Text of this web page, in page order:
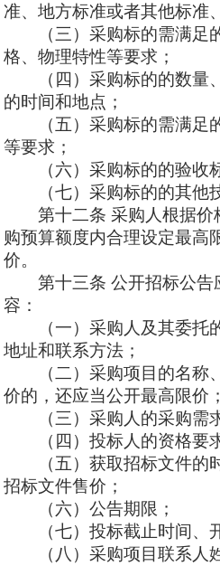
准、地方标准或者其他标准
（三）采购标的需满
格、物理特性等要求；
（四）采购标的的数
的时间和地点；
（五）采购标的需满
等要求；
（六）采购标的的验收
（七）采购标的的其他
第十二条 采购人根据价
购预算额度内合理设定最高
价。
第十三条 公开招标公告
容：
（一）采购人及其委托
地址和联系方法；
（二）采购项目的名
价的，还应当公开最高限价；
（三）采购人的采购需
（四）投标人的资格要
（五）获取招标文件的
招标文件售价；
（六）公告期限；
（七）投标截止时间、
（八）采购项目联系人